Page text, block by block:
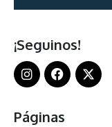
¡Seguinos!
Páginas